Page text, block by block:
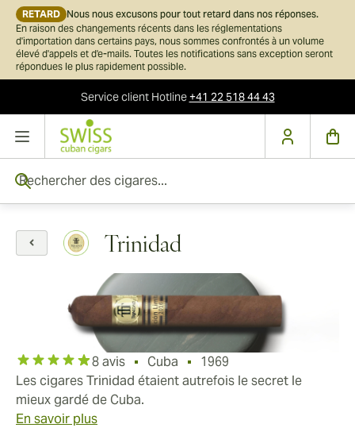
RETARD Nous nous excusons pour tout retard dans nos réponses.
En raison des changements récents dans les réglementations
d'importation dans certains pays, nous sommes confrontés à un volume
élevé d'appels et d'e-mails. Toutes les notifications sans exception seront
répondues le plus rapidement possible.
Service clientHotline+41 22 518 44 43
Skip to Content
Trinidad
8 avis Cuba
1969
Les cigares Trinidad étaient autrefois le secret le
mieux gardé de Cuba.
En savoir plus